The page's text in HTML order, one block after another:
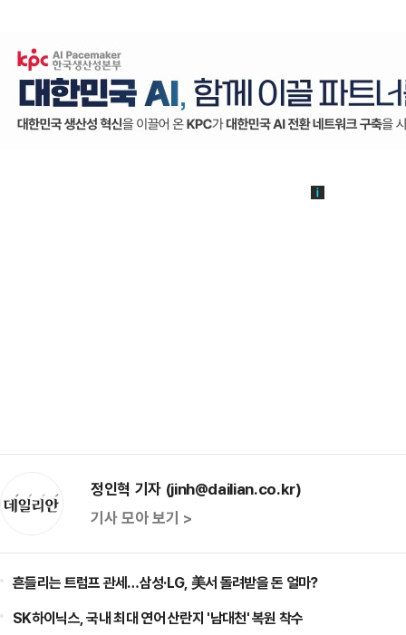
정인혁 기자 (jinh@dailian.co.kr)
기사 모아 보기 >
흔들리는 트럼프 관세…삼성·LG, 美서 돌려받을 돈 얼마?
SK하이닉스, 국내 최대 연어 산란지 '남대천' 복원 착수